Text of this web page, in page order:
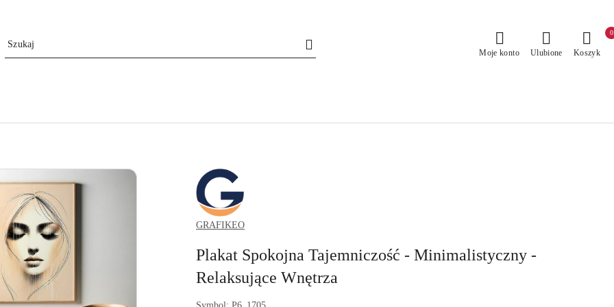
Moje konto Ulubione Koszyk
0
GRAFIKEO.PL
GRAFIKEO
Plakat Spokojna Tajemniczość - Minimalistyczny -
Relaksujące Wnętrza